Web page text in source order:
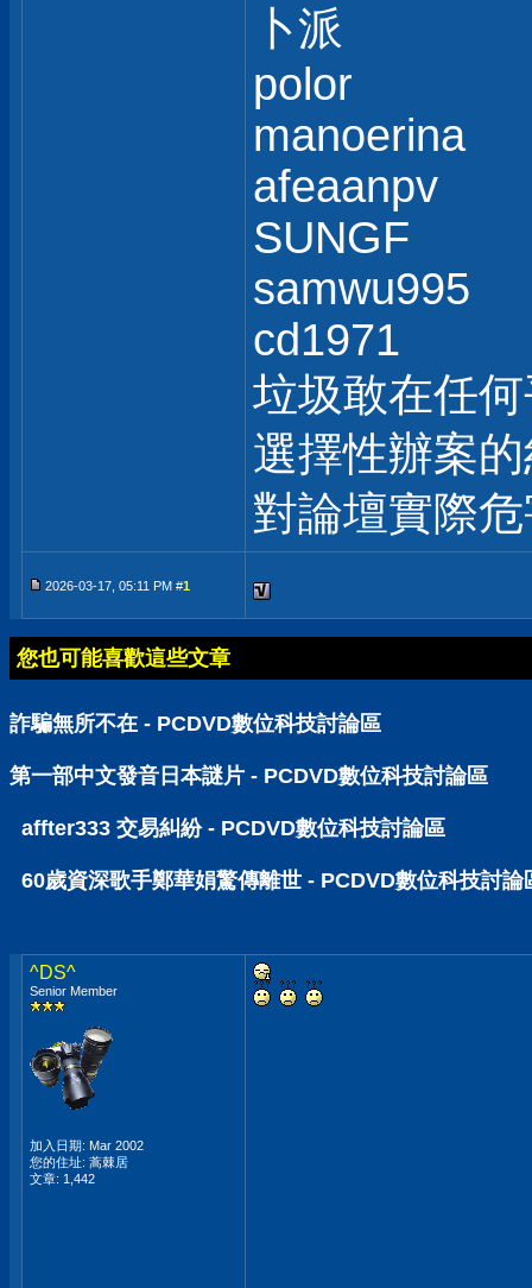
卜派
polor
manoerina
afeaanpv
SUNGF
samwu995
cd1971
垃圾敢在任
選擇性辦案
對論壇實際
2026-03-17, 05:11 PM #1
您也可能喜歡這些文章
詐騙無所不在 - PCDVD數位科技討論區
第一部中文發音日本謎片 - PCDVD數位科技討論區
affter333 交易糾紛 - PCDVD數位科技討論區
60歲資深歌手鄭華娟驚傳離世 - PCDVD數位科技討論
^DS^
Senior Member
加入日期: Mar 2002
您的住址: 蒿棘居
文章: 1,442